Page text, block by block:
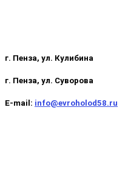
г. Пенза, ул. Кулибина
г. Пенза, ул. Суворова
E-mail: info@evroholod58.ru